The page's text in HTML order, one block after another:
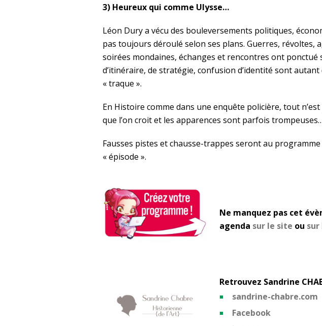
3) Heureux qui comme Ulysse…
Léon Dury a vécu des bouleversements politiques,
pas toujours déroulé selon ses plans. Guerres, révoltes,
soirées mondaines, échanges et rencontres ont ponctué
d’itinéraire, de stratégie, confusion d’identité sont
« traque ».
En Histoire comme dans une enquête policière, tout
que l’on croit et les apparences sont parfois
Fausses pistes et chausse-trappes seront au
« épisode ».
Ne manquez pas cet
agenda sur le site ou
Retrouvez Sandrine
sandrine-chabre.com
Facebook